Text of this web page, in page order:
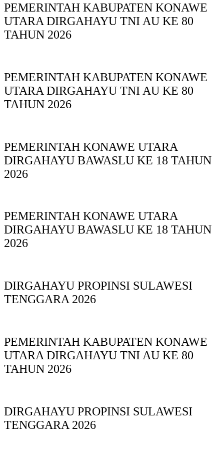
PEMERINTAH KABUPATEN KONAWE
UTARA DIRGAHAYU TNI AU KE 80
TAHUN 2026
PEMERINTAH KABUPATEN KONAWE
UTARA DIRGAHAYU TNI AU KE 80
TAHUN 2026
PEMERINTAH KONAWE UTARA
DIRGAHAYU BAWASLU KE 18 TAHUN
2026
PEMERINTAH KONAWE UTARA
DIRGAHAYU BAWASLU KE 18 TAHUN
2026
DIRGAHAYU PROPINSI SULAWESI
TENGGARA 2026
PEMERINTAH KABUPATEN KONAWE
UTARA DIRGAHAYU TNI AU KE 80
TAHUN 2026
DIRGAHAYU PROPINSI SULAWESI
TENGGARA 2026